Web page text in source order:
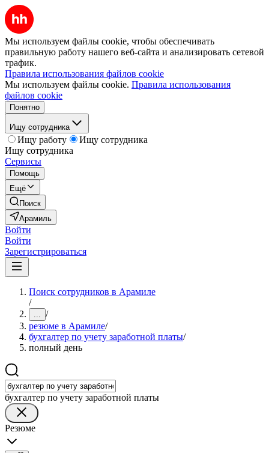
Мы используем файлы cookie, чтобы обеспечивать
правильную работу нашего веб-сайта и анализировать сетевой
трафик.
Правила использования файлов cookie
Мы используем файлы cookie. Правила использования
файлов cookie
Понятно
Ищу сотрудника
Ищу работу
Ищу сотрудника
Ищу сотрудника
Сервисы
Помощь
Ещё
Поиск
Арамиль
Войти
Войти
Зарегистрироваться
Поиск сотрудников в Арамиле
/
... /
резюме в Арамиле/
бухгалтер по учету заработной платы/
полный день
бухгалтер по учету заработной платы
Резюме